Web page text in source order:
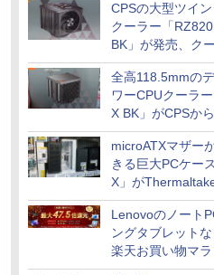
CPSの大型ツイ
クーラー「
BK」が発売、ク
プに5インチ液晶
全高118.5mmの
ワーCPUクーラ
X BK」がCPSから
microATXマザー
きる巨大PCケー
X」が
ラーは2色
Lenovoのノート
ングタブレットな
楽天お買い物マ